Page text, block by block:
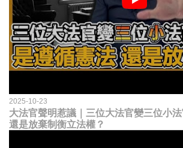
2025-10-23
大法官聲明惹議｜三位大法官變三位小法
還是放棄制衡立法權？